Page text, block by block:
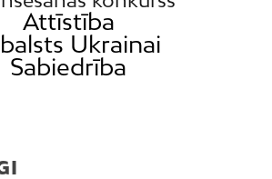
Attīstība
Ukrainai
Sabiedrība